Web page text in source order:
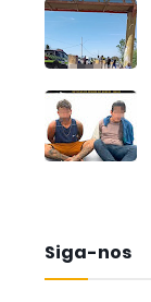
Siga-nos